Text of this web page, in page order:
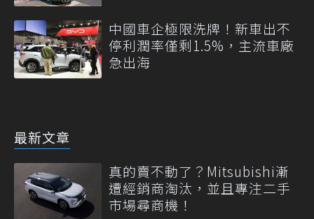
中國車企極限洗牌！新車出不
停利潤率僅剩1.5%，主流車廠
急出海
最新文章
真的賣不動了？Mitsubishi漸
遭經銷商淘汰，並且專注二手
市場尋商機！